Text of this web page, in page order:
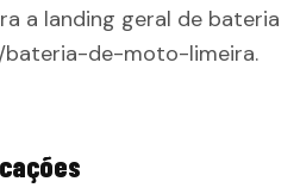
a landing geral de bateria
bateria-de-moto-limeira.